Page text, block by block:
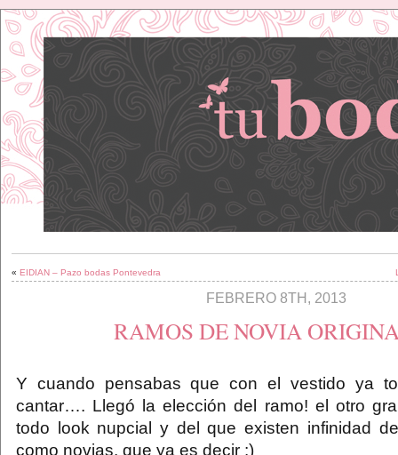
« EIDIAN – Pazo bodas Pontevedra
FEBRERO 8TH, 2013
RAMOS DE NOVIA
Y cuando pensabas que con el vestido ya
cantar…. Llegó la elección del ramo! el otro
todo look nupcial y del que existen infinidad
como novias, que ya es decir :)